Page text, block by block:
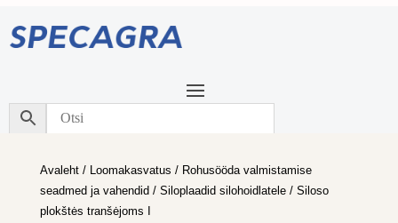
Avaleht/ Loomakasvatus / Rohusööda valmistamise
seadmed ja vahendid / Siloplaadid silohoidlatele/ Siloso
plokštės tranšėjoms I